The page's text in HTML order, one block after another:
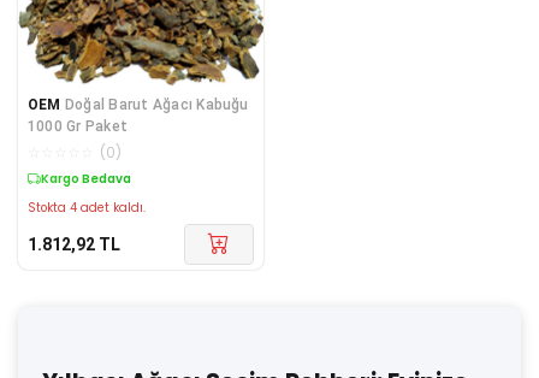
OEM Doğal Barut Ağacı Kabuğu
1000 Gr Paket
(0)
Kargo Bedava
Stokta 4 adet kaldı.
1.812,92 TL